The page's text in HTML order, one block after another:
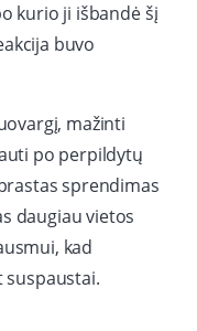
kurio ji išbandė šį
buvo
mažinti
po perpildytų
sprendimas
daugiau vietos
kad
suspaustai.